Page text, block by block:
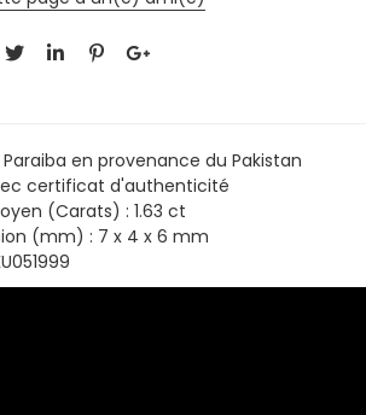
en provenance du Pakistan
certificat d'authenticité
(Carats) : 1.63 ct
(mm) : 7 x 4 x 6 mm